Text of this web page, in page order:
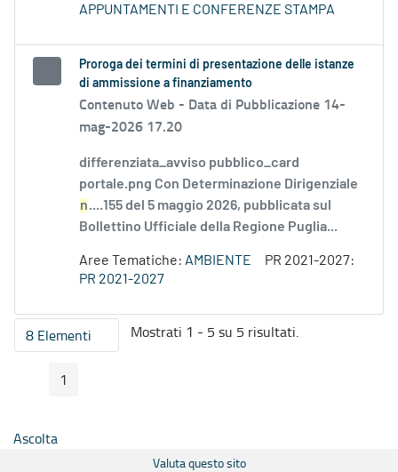
APPUNTAMENTI E CONFERENZE STAMPA
Proroga dei termini di presentazione delle istanze
di ammissione a finanziamento
Contenuto Web - Data di Pubblicazione 14-
mag-2026 17.20
differenziata_avviso pubblico_card
portale.png Con Determinazione Dirigenziale
n....155 del 5 maggio 2026, pubblicata sul
Bollettino Ufficiale della Regione Puglia...
Aree Tematiche: AMBIENTE
PR 2021-2027:
PR 2021-2027
8 ElementiPer pagina
Mostrati 1 - 5 su 5 risultati.
Pagina Precedente
Pagina
1
Ascolta
Valuta questo sito